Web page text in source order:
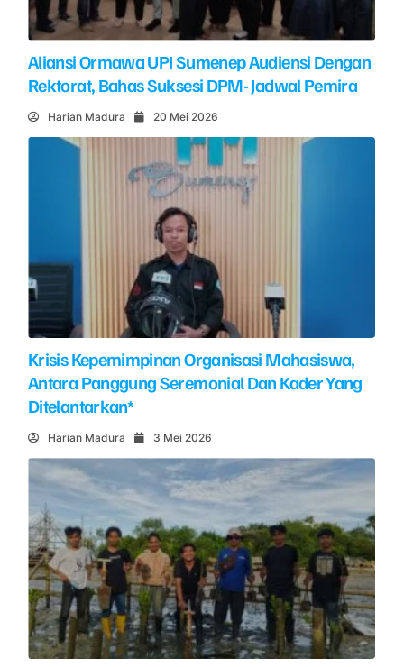
Aliansi Ormawa UPI Sumenep Audiensi Dengan
Rektorat, Bahas Suksesi DPM- Jadwal Pemira
Harian Madura 20 Mei 2026
Krisis Kepemimpinan Organisasi Mahasiswa,
Antara Panggung Seremonial Dan Kader Yang
Ditelantarkan*
Harian Madura 3 Mei 2026